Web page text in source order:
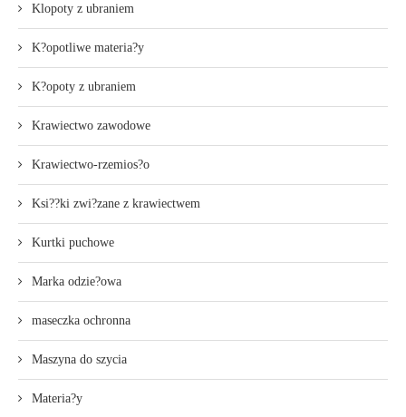
Klopoty z ubraniem
K?opotliwe materia?y
K?opoty z ubraniem
Krawiectwo zawodowe
Krawiectwo-rzemios?o
Ksi??ki zwi?zane z krawiectwem
Kurtki puchowe
Marka odzie?owa
maseczka ochronna
Maszyna do szycia
Materia?y